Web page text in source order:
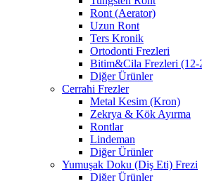
Ront (Aerator)
Uzun Ront
Ters Kronik
Ortodonti Frezleri
Bitim&Cila Frezleri (12-
Diğer Ürünler
Cerrahi Frezler
Metal Kesim (Kron)
Zekrya & Kök Ayırma
Rontlar
Lindeman
Diğer Ürünler
Yumuşak Doku (Diş Eti) Frezi
Diğer Ürünler